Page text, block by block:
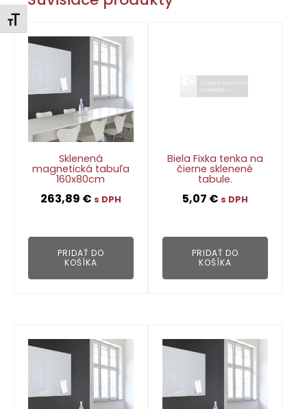
Zmeniť veľkosť písma
Sklenená
magnetická tabuľa
160x80cm
263,89 € s DPH
PRIDAŤ DO
KOŠÍKA
Biela Fixka tenka na
čierne sklenené
tabule.
5,07 € s DPH
PRIDAŤ DO
KOŠÍKA